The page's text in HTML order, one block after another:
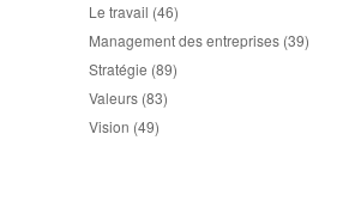
Le travail (46)
Management des entreprises (39)
Stratégie (89)
Valeurs (83)
Vision (49)